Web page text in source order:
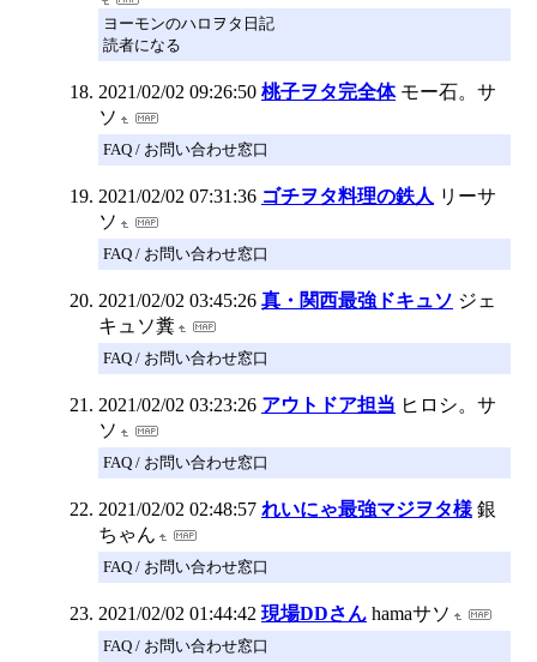
ヨーモンのハロヲタ日記
読者になる
2021/02/02 09:26:50 桃子ヲタ完全体 モー石。サ
ソ
FAQ / お問い合わせ窓口
2021/02/02 07:31:36 ゴチヲタ料理の鉄人 リーサ
ソ
FAQ / お問い合わせ窓口
2021/02/02 03:45:26 真・関西最強ドキュソ ジェ
キュソ糞
FAQ / お問い合わせ窓口
2021/02/02 03:23:26 アウトドア担当 ヒロシ。サ
ソ
FAQ / お問い合わせ窓口
2021/02/02 02:48:57 れいにゃ最強マジヲタ様 銀
ちゃん
FAQ / お問い合わせ窓口
2021/02/02 01:44:42 現場DDさん hamaサソ
FAQ / お問い合わせ窓口